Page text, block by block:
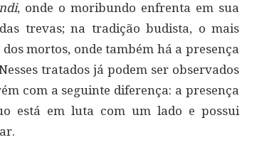
, onde o moribundo enfrenta em sua
trevas; na tradição budista, o mais
mortos, onde também há a presença
tratados já podem ser observados
com a seguinte diferença: a presença
está em luta com um lado e possui